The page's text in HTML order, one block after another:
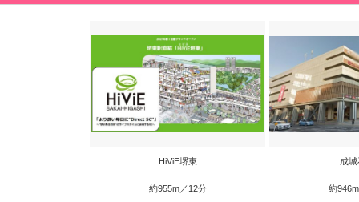
HiViE堺東
約955m／12分
成
約